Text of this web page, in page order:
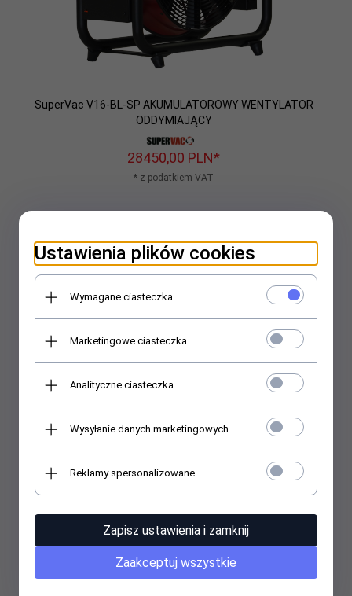
SuperVac V16-BL-SP AKUMULATOROWY WENTYLATOR
ODDYMIAJĄCY
28450,00 PLN*
* z podatkiem VAT
SuperVac V18-BL-SP AKUMULATOROWY WENTYLATOR
ODDYMIAJĄCY
33500,00 PLN*
* z podatkiem VAT
Ustawienia plików cookies
Wymagane ciasteczka
Marketingowe ciasteczka
Analityczne ciasteczka
Wysyłanie danych marketingowych
Reklamy spersonalizowane
Zapisz ustawienia i zamknij
Zaakceptuj wszystkie